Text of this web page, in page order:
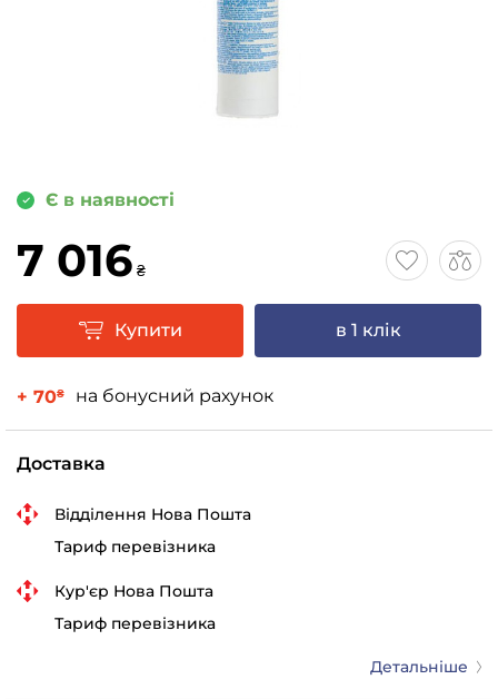
Є в наявності
7 016 ₴
Купити в 1 клік
+ 70₴ на бонусний рахунок
Доставка
Відділення Нова Пошта
Тариф перевізника
Кур'єр Нова Пошта
Тариф перевізника
Детальніше